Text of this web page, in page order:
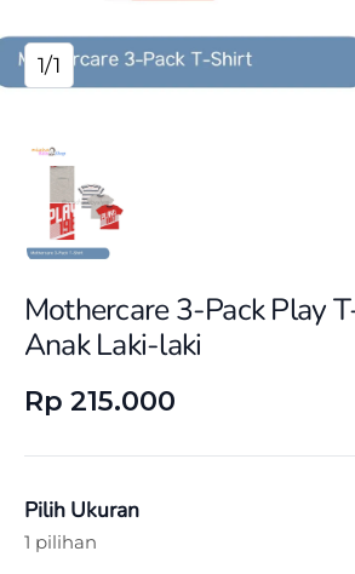
1/1
Mothercare 3-Pack Play
Anak Laki-laki
Rp 215.000
Pilih Ukuran
1 pilihan